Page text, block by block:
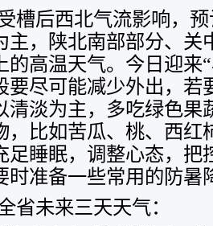
后西北气流影响，预
主，陕北南部部分、关
高温天气。今日迎来
要尽可能减少外出，若
清淡为主，多吃绿色果
，比如苦瓜、桃、西红
足睡眠，调整心态，把
时准备一些常用的防暑
未来三天天气：